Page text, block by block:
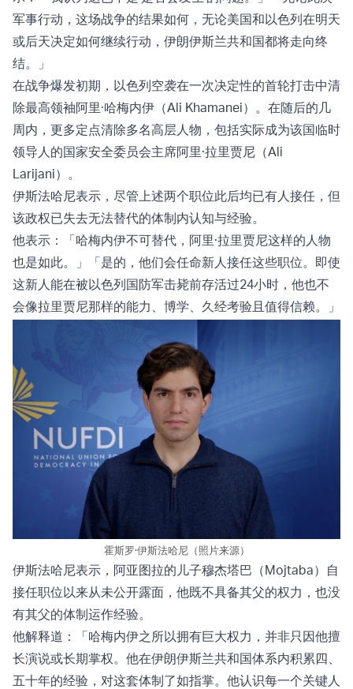
军事行动，这场战争的结果如何，无论美国和以色列在明天
或后天决定如何继续行动，伊朗伊斯兰共和国都将走向终
结。」
在战争爆发初期，以色列空袭在一次决定性的首轮打击中清
除最高领袖阿里·哈梅内伊（Ali Khamanei）。在随后的几
周内，更多定点清除多名高层人物，包括实际成为该国临时
领导人的国家安全委员会主席阿里·拉里贾尼（Ali
Larijani）。
伊斯法哈尼表示，尽管上述两个职位此后均已有人接任，但
该政权已失去无法替代的体制内认知与经验。
他表示：「哈梅内伊不可替代，阿里·拉里贾尼这样的人物
也是如此。」「是的，他们会任命新人接任这些职位。即使
这新人能在被以色列国防军击毙前存活过24小时，他也不
会像拉里贾尼那样的能力、博学、久经考验且值得信赖。」
霍斯罗·伊斯法哈尼（照片来源）
伊斯法哈尼表示，阿亚图拉的儿子穆杰塔巴（Mojtaba）自
接任职位以来从未公开露面，他既不具备其父的权力，也没
有其父的体制运作经验。
他解释道：「哈梅内伊之所以拥有巨大权力，并非只因他擅
长演说或长期掌权。他在伊朗伊斯兰共和国体系内积累四、
五十年的经验，对这套体制了如指掌。他认识每一个关键人